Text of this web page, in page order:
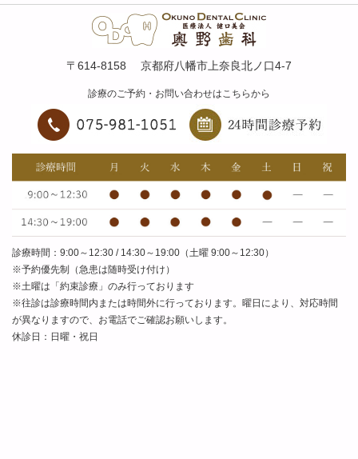
〒614-8158 京都府八幡市上奈良北ノ口4-7
診療のご予約・お問い合わせはこちらから
診療時間：9:00～12:30 / 14:30～19:00（土曜 9:00～12:30）
※予約優先制（急患は随時受け付け）
※土曜は「約束診療」のみ行っております
※往診は診療時間内または時間外に行っております。曜日により、対応時間
が異なりますので、お電話でご確認お願いします。
休診日：日曜・祝日